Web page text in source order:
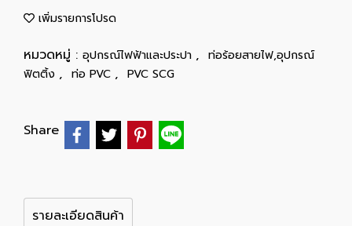
เพิ่มรายการโปรด
หมวดหมู่ : อุปกรณ์ไฟฟ้าและประปา , ท่อร้อยสายไฟ,อุปกรณ์
ฟิตติ้ง , ท่อ PVC , PVC SCG
Share
รายละเอียดสินค้า